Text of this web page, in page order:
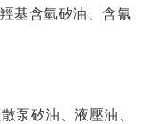
基含氫矽油、含氰
泵矽油、液壓油、